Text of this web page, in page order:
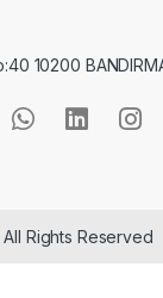
10200
All Rights Reserved